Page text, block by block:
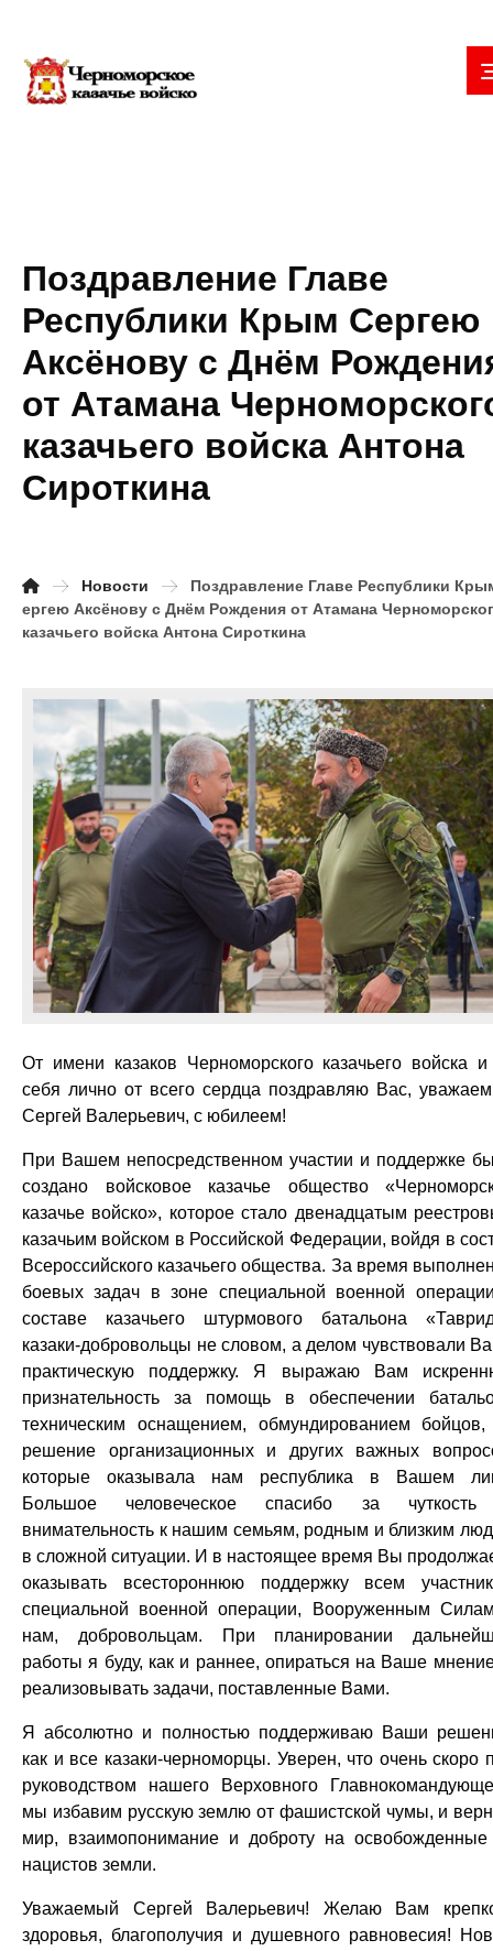
Поздравление Главе
Республики Крым Сергею
Аксёнову с Днём
от Атамана
казачьего войска Антона
Сироткина
Новости
Поздравление Главе Республики
ергею Аксёнову с Днём Рождения от Атамана
казачьего войска Антона Сироткина
От имени казаков Черноморского казачьего войска и
себя лично от всего сердца поздравляю Вас,
Сергей Валерьевич, с юбилеем!
При Вашем непосредственном участии и поддержке
создано войсковое казачье общество
казачье войско», которое стало двенадцатым
казачьим войском в Российской Федерации, войдя в
Всероссийского казачьего общества. За время
боевых задач в зоне специальной военной
составе казачьего штурмового батальона
казаки-добровольцы не словом, а делом чувствовали
практическую поддержку. Я выражаю Вам
признательность за помощь в обеспечении
техническим оснащением, обмундированием бойцов,
решение организационных и других важных
которые оказывала нам республика в Вашем
Большое человеческое спасибо за
внимательность к нашим семьям, родным и близким
в сложной ситуации. И в настоящее время Вы
оказывать всестороннюю поддержку всем
специальной военной операции, Вооруженным
нам, добровольцам. При планировании
работы я буду, как и раннее, опираться на Ваше
реализовывать задачи, поставленные Вами.
Я абсолютно и полностью поддерживаю Ваши
как и все казаки-черноморцы. Уверен, что очень скоро
руководством нашего Верховного
мы избавим русскую землю от фашистской чумы, и
мир, взаимопонимание и доброту на освобожденные
нацистов земли.
Уважаемый Сергей Валерьевич! Желаю Вам
здоровья, благополучия и душевного равновесия!